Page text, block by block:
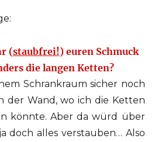
(staubfrei!) euren Schmuck
die langen Ketten?
Schrankraum sicher noch
der Wand, wo ich die Ketten
könnte. Aber da würd über
doch alles verstauben… Also